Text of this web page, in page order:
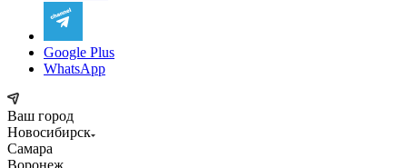
Google Plus
WhatsApp
Ваш город
Новосибирск
Самара
Воронеж